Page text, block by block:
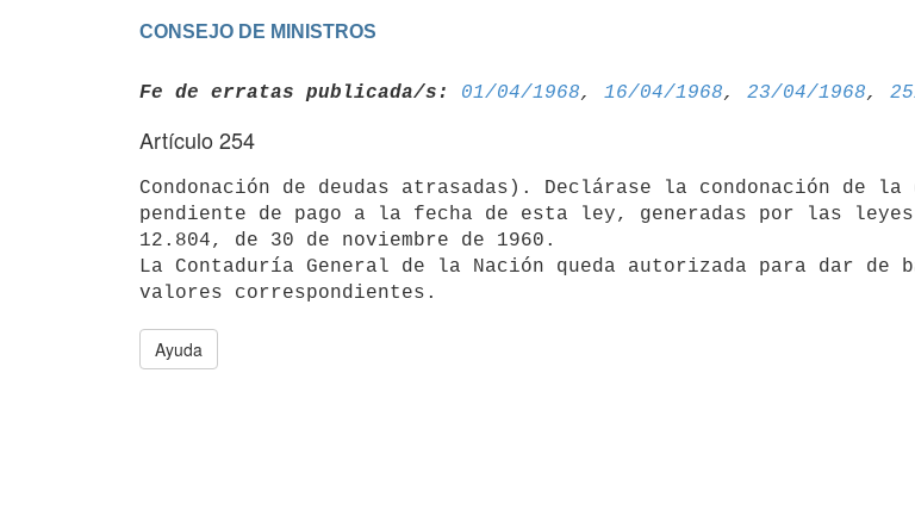
CONSEJO DE MINISTROS
Fe de erratas publicada/s: 01/04/1968, 16/04/1968, 23/04/1968,
Artículo 254
Condonación de deudas atrasadas). Declárase la condonación de
pendiente de pago a la fecha de esta ley, generadas por las
12.804, de 30 de noviembre de 1960.
La Contaduría General de la Nación queda autorizada para dar de
Ayuda